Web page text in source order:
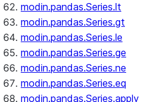
modin.pandas.Series.lt
modin.pandas.Series.gt
modin.pandas.Series.le
modin.pandas.Series.ge
modin.pandas.Series.ne
modin.pandas.Series.eq
modin.pandas.Series.apply